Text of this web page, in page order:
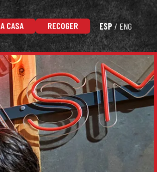
A CASA RECOGER ESP ENG